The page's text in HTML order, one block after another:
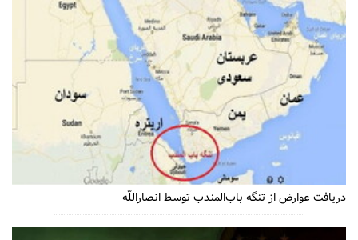
دریافت عوارض از تنگه باب‌المندب توسط انصاراللّه